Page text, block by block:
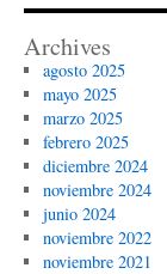
Archives
agosto 2025
mayo 2025
marzo 2025
febrero 2025
diciembre 2024
noviembre 2024
junio 2024
noviembre 2022
noviembre 2021